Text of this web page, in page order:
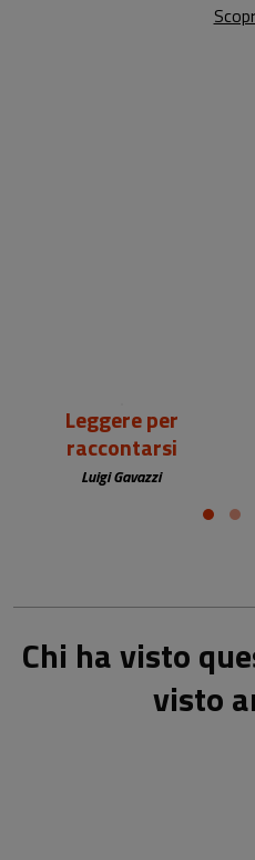
Leggere per
raccontarsi
Luigi Gavazzi
Chi ha visto
visto